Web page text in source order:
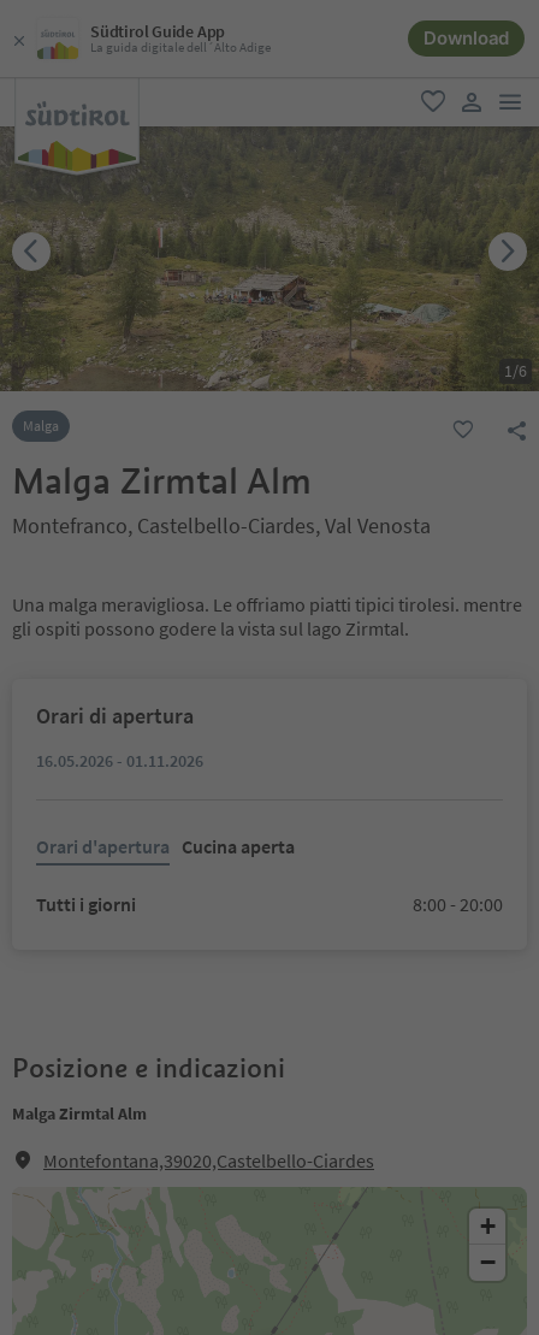
Südtirol Guide App
La guida digitale dell´Alto Adige Download
favoriti
user link
1/6
Malga
Malga Zirmtal Alm
Montefranco, Castelbello-Ciardes, Val Venosta
Una malga meravigliosa. Le offriamo piatti tipici tirolesi. mentre
gli ospiti possono godere la vista sul lago Zirmtal.
Orari di apertura
16.05.2026 - 01.11.2026
Orari d'apertura Cucina aperta
Tutti i giorni 8:00 - 20:00
Posizione e indicazioni
Malga Zirmtal Alm
Montefontana,39020,Castelbello-Ciardes
+
−